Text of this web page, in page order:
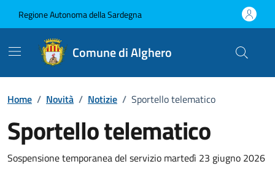
Regione Autonoma della Sardegna
Comune di Alghero
Home / Novità / Notizie / Sportello telematico
Sportello telematico
Dettagli della notizia
Sospensione temporanea del servizio martedì 23 giugno 2026